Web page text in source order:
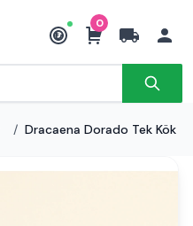
₺
0
/ Dracaena Dorado Tek Kök